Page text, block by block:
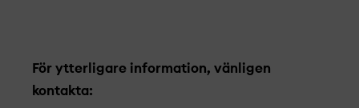
För ytterligare information, vänligen
kontakta: